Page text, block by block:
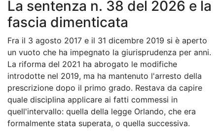
La sentenza n. 38 del 2026 e la
fascia dimenticata
Fra il 3 agosto 2017 e il 31 dicembre 2019 si è aperto
un vuoto che ha impegnato la giurisprudenza per anni.
La riforma del 2021 ha abrogato le modifiche
introdotte nel 2019, ma ha mantenuto l'arresto della
prescrizione dopo il primo grado. Restava da capire
quale disciplina applicare ai fatti commessi in
quell'intervallo: quella della legge Orlando, che era
formalmente stata superata, o quella successiva.